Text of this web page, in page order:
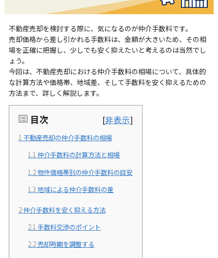
不動産売却を検討する際に、気になるのが仲介手数料です。
売却価格から差し引かれる手数料は、金額が大きいため、その相
場を正確に把握し、少しでも安く抑えたいと考えるのは当然でし
ょう。
今回は、不動産売却における仲介手数料の相場について、具体的
な計算方法や価格帯、地域差、そして手数料を安く抑えるための
方法まで、詳しく解説します。
目次 [非表示]
1 不動産売却の仲介手数料の相場
1.1 仲介手数料の計算方法と相場
1.2物件価格帯別の仲介手数料の目安
1.3 地域による仲介手数料の差
2仲介手数料を安く抑える方法
2.1 手数料交渉のポイント
2.2売却時期を調整する